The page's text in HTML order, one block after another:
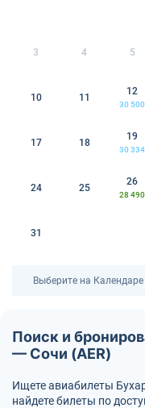
3 4 5
10 11
12
30 500
17 18
19
30 334
24 25
26
28 490
31
Выберите на
Поиск и
— Сочи (AER)
Ищете авиабилеты
найдете билеты по